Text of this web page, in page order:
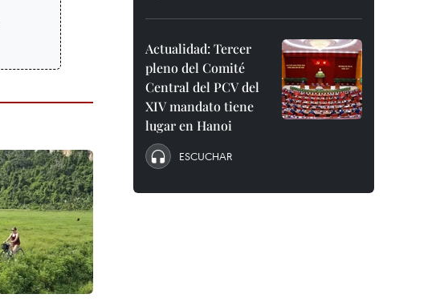
Actualidad: Tercer
pleno del Comité
Central del PCV del
XIV mandato tiene
lugar en Hanoi
ESCUCHAR